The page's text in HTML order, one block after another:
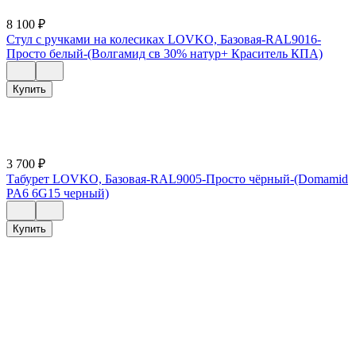
8 100 ₽
Стул с ручками на колесиках LOVKO, Базовая-RAL9016-
Просто белый-(Волгамид св 30% натур+ Краситель КПА)
Купить
3 700 ₽
Табурет LOVKO, Базовая-RAL9005-Просто чёрный-(Domamid
PA6 6G15 черный)
Купить